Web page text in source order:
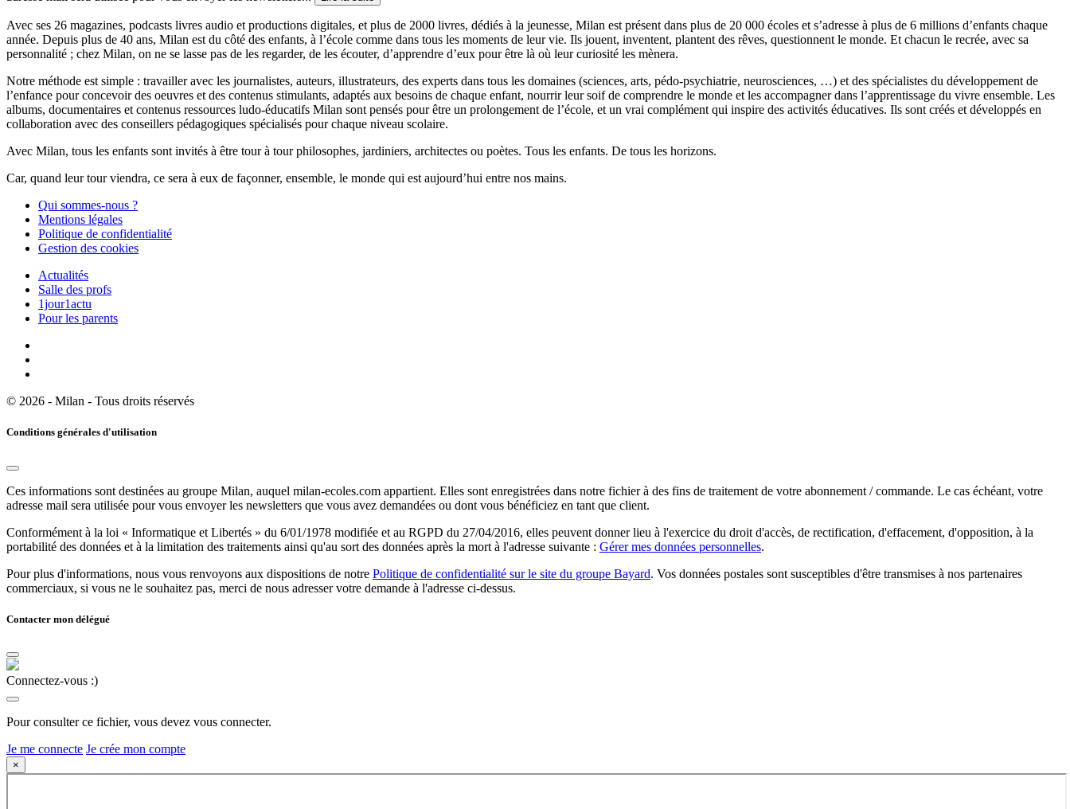
Avec ses 26 magazines, podcasts livres audio et productions digitales, et plus de 2000 livres, dédiés à la jeunesse, Milan est présent dans plus de 20 000 écoles et s’adresse à plus de 6 millions d’enfants chaque
année. Depuis plus de 40 ans, Milan est du côté des enfants, à l’école comme dans tous les moments de leur vie. Ils jouent, inventent, plantent des rêves, questionnent le monde. Et chacun le recrée, avec sa
personnalité ; chez Milan, on ne se lasse pas de les regarder, de les écouter, d’apprendre d’eux pour être là où leur curiosité les mènera.
Notre méthode est simple : travailler avec les journalistes, auteurs, illustrateurs, des experts dans tous les domaines (sciences, arts, pédo-psychiatrie, neurosciences, …) et des spécialistes du développement de
l’enfance pour concevoir des oeuvres et des contenus stimulants, adaptés aux besoins de chaque enfant, nourrir leur soif de comprendre le monde et les accompagner dans l’apprentissage du vivre ensemble. Les
albums, documentaires et contenus ressources ludo-éducatifs Milan sont pensés pour être un prolongement de l’école, et un vrai complément qui inspire des activités éducatives. Ils sont créés et développés en
collaboration avec des conseillers pédagogiques spécialisés pour chaque niveau scolaire.
Avec Milan, tous les enfants sont invités à être tour à tour philosophes, jardiniers, architectes ou poètes. Tous les enfants. De tous les horizons.
Car, quand leur tour viendra, ce sera à eux de façonner, ensemble, le monde qui est aujourd’hui entre nos mains.
Qui sommes-nous ?
Mentions légales
Politique de confidentialité
Gestion des cookies
Actualités
Salle des profs
1jour1actu
Pour les parents
© 2026 - Milan - Tous droits réservés
Conditions générales d'utilisation
Ces informations sont destinées au groupe Milan, auquel milan-ecoles.com appartient. Elles sont enregistrées dans notre fichier à des fins de traitement de votre abonnement / commande. Le cas échéant, votre
adresse mail sera utilisée pour vous envoyer les newsletters que vous avez demandées ou dont vous bénéficiez en tant que client.
Conformément à la loi « Informatique et Libertés » du 6/01/1978 modifiée et au RGPD du 27/04/2016, elles peuvent donner lieu à l'exercice du droit d'accès, de rectification, d'effacement, d'opposition, à la
portabilité des données et à la limitation des traitements ainsi qu'au sort des données après la mort à l'adresse suivante : Gérer mes données personnelles.
Pour plus d'informations, nous vous renvoyons aux dispositions de notre Politique de confidentialité sur le site du groupe Bayard. Vos données postales sont susceptibles d'être transmises à nos partenaires
commerciaux, si vous ne le souhaitez pas, merci de nous adresser votre demande à l'adresse ci-dessus.
Contacter mon délégué
Connectez-vous :)
Pour consulter ce fichier, vous devez vous connecter.
Je me connecte Je crée mon compte
×